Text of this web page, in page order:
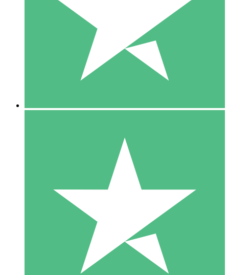
Paga a consumo con crediti di download. Nessun impegno
1 Download
10
US$1500
10 Download
20